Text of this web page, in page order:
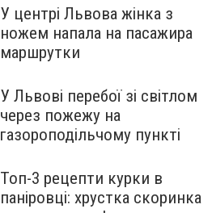
У центрі Львова жінка з
ножем напала на пасажира
маршрутки
У Львові перебої зі світлом
через пожежу на
газороподільчому пункті
Топ-3 рецепти курки в
паніровці: хрустка скоринка